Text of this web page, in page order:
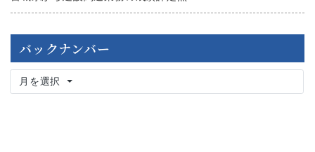
バックナンバー
月を選択